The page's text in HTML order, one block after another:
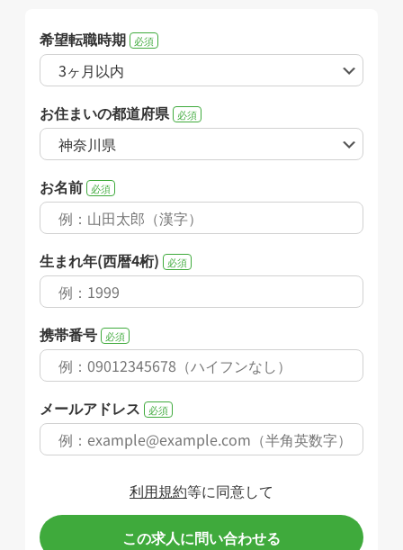
希望転職時期 必須
お住まいの都道府県 必須
お名前 必須
生まれ年(西暦4桁) 必須
携帯番号 必須
メールアドレス 必須
利用規約等に同意して
この求人に問い合わせる